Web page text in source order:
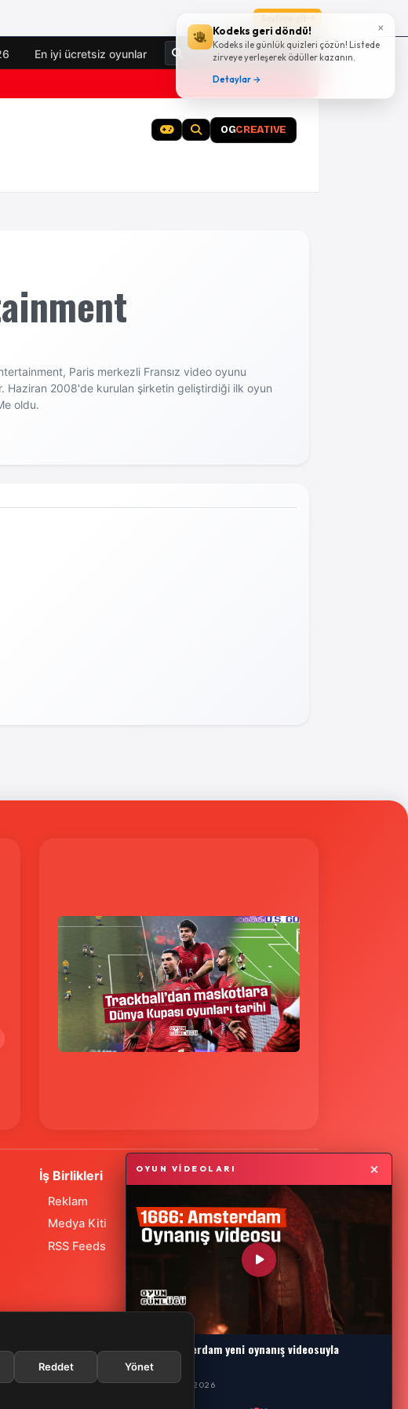
×
Kodeks geri döndü!
Kodeks ile günlük quizleri çözün! Listede
zirveye yerleşerek ödüller kazanın.
Detaylar →
Reddet Yönet
En iyi ücretsiz oyunlar Giriş Yap
OGCREATIVE
Paris merkezli Fransız video oyunu
Haziran 2008'de kurulan şirketin geliştirdiği ilk oyun
oldu.
İş Birlikleri
Reklam
Medya Kiti
RSS Feeds
OYUN VİDEOLARI ×
1666: Amsterdam yeni oynanış videosuyla
karşımızda
29 TEMMUZ 2026